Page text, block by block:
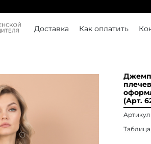
Доставка Как оплатить
(Арт.